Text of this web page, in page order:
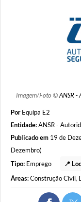
Imagem/Foto ©ANSR -
Por Equipa E2
Entidade:ANSR -
Publicado em 19 de
Dezembro)
Tipo: Emprego 📍
Áreas: Construção Civil,